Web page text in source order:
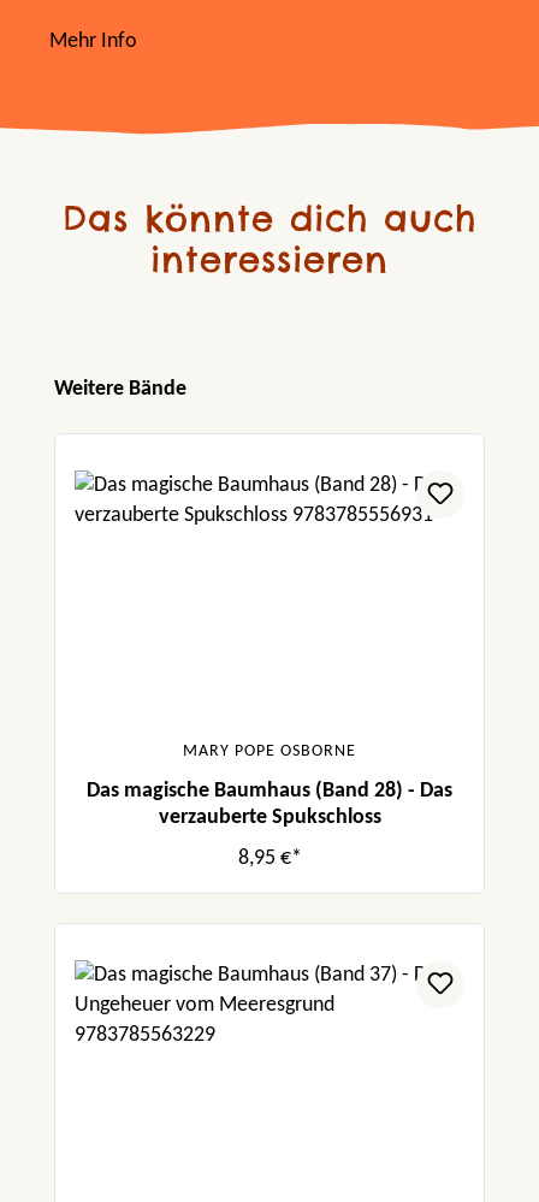
Mehr Info
Das könnte dich auch
interessieren
Produktgalerie überspringen
Weitere Bände
MARY POPE OSBORNE
Das magische Baumhaus (Band 28) - Das
verzauberte Spukschloss
8,95 €*